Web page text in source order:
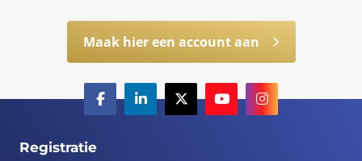
Maak hier een account aan
Registratie